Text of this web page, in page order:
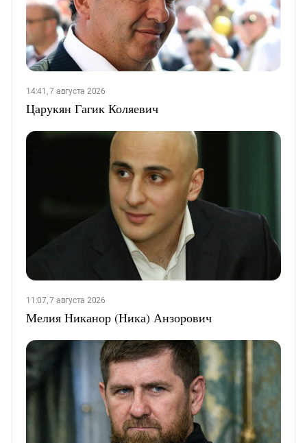
14:41, 7 августа 2026
Царукян Гагик Коляевич
11:07, 7 августа 2026
Мелия Никанор (Ника) Анзорович